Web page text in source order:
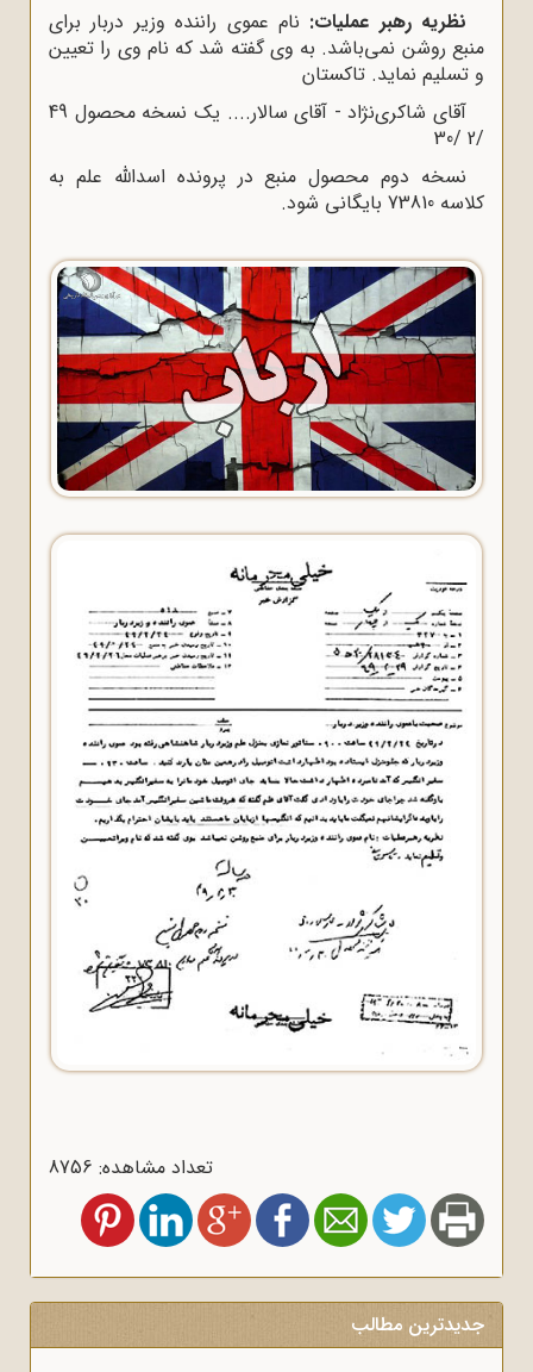
نظریه رهبر عملیات: نام عموی راننده وزیر دربار برای
منبع روشن نمی‌باشد. به وی گفته شد که نام وی را تعیین
و تسلیم نماید. تاکستان
آقای شاکری‌نژاد - آقای سالار.... یک نسخه محصول 49
/2 /30
نسخه دوم محصول منبع در پرونده اسدالله علم به
کلاسه 73810 بایگانی شود.
تعداد مشاهده: 8756
جدیدترین مطالب